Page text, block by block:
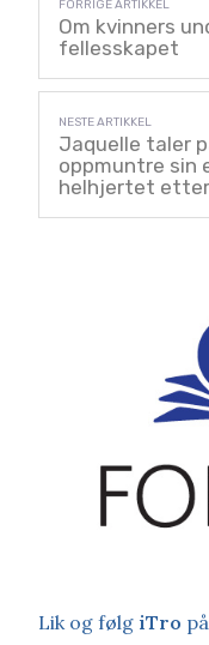
Om kvinners
fellesskapet
Jaquelle taler
oppmuntre sin
helhjertet
Lik og følg iTro på